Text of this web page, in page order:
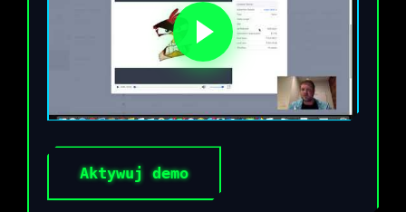
Aktywuj demo